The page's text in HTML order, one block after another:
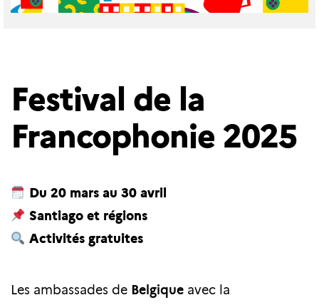
Festival de la
Francophonie 2025
Du 20 mars au 30 avril
Santiago et régions
Activités gratuites
Les ambassades de Belgique avec la